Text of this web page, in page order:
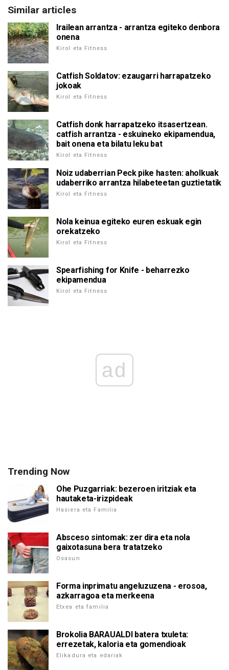
Similar articles
Irailean arrantza - arrantza egiteko denbora
onena
Kirol eta Fitness
Catfish Soldatov: ezaugarri harrapatzeko
jokoak
Kirol eta Fitness
Catfish donk harrapatzeko itsasertzean.
catfish arrantza - eskuineko ekipamendua,
bait onena eta bilatu leku bat
Kirol eta Fitness
Noiz udaberrian Peck pike hasten: aholkuak
udaberriko arrantza hilabeteetan guztietatik
Kirol eta Fitness
Nola keinua egiteko euren eskuak egin
orekatzeko
Kirol eta Fitness
Spearfishing for Knife - beharrezko
ekipamendua
Kirol eta Fitness
ad
Trending Now
Ohe Puzgarriak: bezeroen iritziak eta
hautaketa-irizpideak
Hasiera eta Familia
Absceso sintomak: zer dira eta nola
gaixotasuna bera tratatzeko
Osasun
Forma inprimatu angeluzuzena - erosoa,
azkarragoa eta merkeena
Etxea eta familia
Brokolia BARAUALDI batera txuleta:
errezetak, kaloria eta gomendioak
Elikadura eta edariak